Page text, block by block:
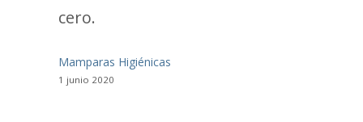
cero.
Mamparas Higiénicas
1 junio 2020